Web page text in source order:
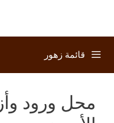
قائمة زهور
محل ورود